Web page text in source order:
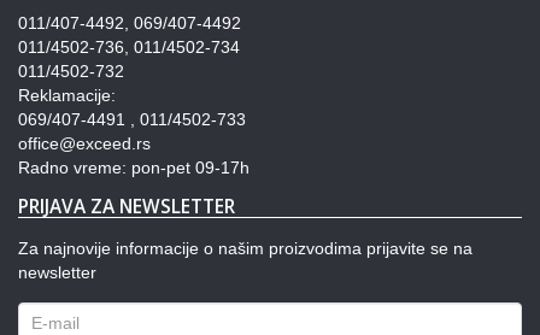
011/407-4492, 069/407-4492
011/4502-736, 011/4502-734
011/4502-732
Reklamacije:
069/407-4491 , 011/4502-733
office@exceed.rs
Radno vreme: pon-pet 09-17h
PRIJAVA ZA NEWSLETTER
Za najnovije informacije o našim proizvodima prijavite se na
newsletter